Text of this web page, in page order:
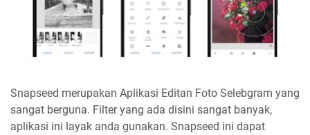
Snapseed merupakan Aplikasi Editan Foto Selebgram yang
sangat berguna. Filter yang ada disini sangat banyak,
aplikasi ini layak anda gunakan. Snapseed ini dapat